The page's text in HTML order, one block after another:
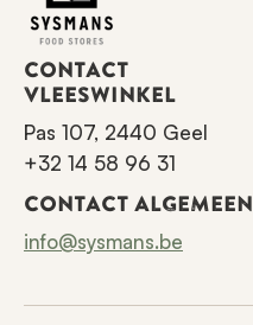
CONTACT
VLEESWINKEL
Pas 107, 2440 Geel
+32 14 58 96 31
CONTACT ALGEMEEN
info@sysmans.be